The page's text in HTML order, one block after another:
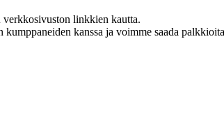
verkkosivuston linkkien kautta.
kanssa ja voimme saada